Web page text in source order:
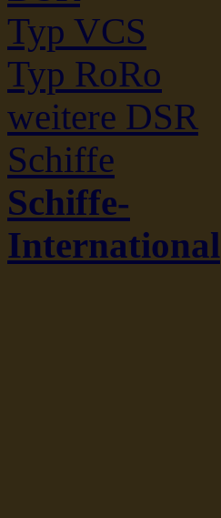
Typ VCS
Typ RoRo
weitere DSR
Schiffe
Schiffe-
International